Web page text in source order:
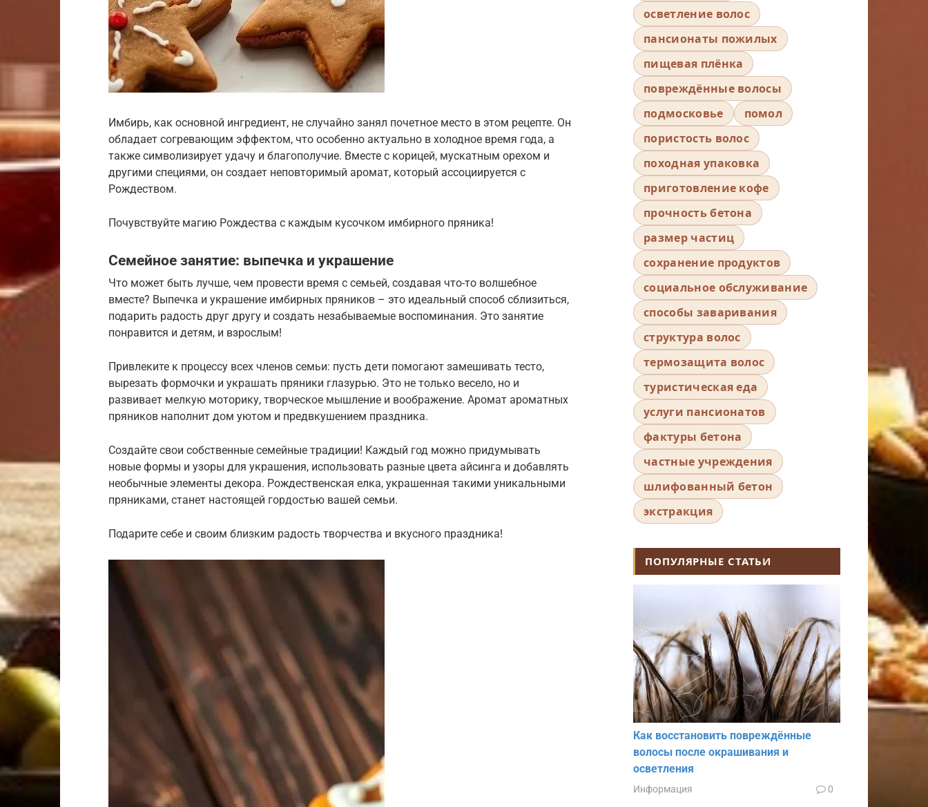
Имбирь, как основной ингредиент, не случайно занял почетное место в этом рецепте. Он
обладает согревающим эффектом, что особенно актуально в холодное время года, а
также символизирует удачу и благополучие. Вместе с корицей, мускатным орехом и
другими специями, он создает неповторимый аромат, который ассоциируется с
Рождеством.
Почувствуйте магию Рождества с каждым кусочком имбирного пряника!
Семейное занятие: выпечка и украшение
Что может быть лучше, чем провести время с семьей, создавая что-то волшебное
вместе? Выпечка и украшение имбирных пряников – это идеальный способ сблизиться,
подарить радость друг другу и создать незабываемые воспоминания. Это занятие
понравится и детям, и взрослым!
Привлеките к процессу всех членов семьи: пусть дети помогают замешивать тесто,
вырезать формочки и украшать пряники глазурью. Это не только весело, но и
развивает мелкую моторику, творческое мышление и воображение. Аромат ароматных
пряников наполнит дом уютом и предвкушением праздника.
Создайте свои собственные семейные традиции! Каждый год можно придумывать
новые формы и узоры для украшения, использовать разные цвета айсинга и добавлять
необычные элементы декора. Рождественская елка, украшенная такими уникальными
пряниками, станет настоящей гордостью вашей семьи.
Подарите себе и своим близким радость творчества и вкусного праздника!
осветление волос
пансионаты пожилых
пищевая плёнка
повреждённые волосы
подмосковье
помол
пористость волос
походная упаковка
приготовление кофе
прочность бетона
размер частиц
сохранение продуктов
социальное обслуживание
способы заваривания
структура волос
термозащита волос
туристическая еда
услуги пансионатов
фактуры бетона
частные учреждения
шлифованный бетон
экстракция
ПОПУЛЯРНЫЕ СТАТЬИ
Как восстановить повреждённые
волосы после окрашивания и
осветления
Информация 0